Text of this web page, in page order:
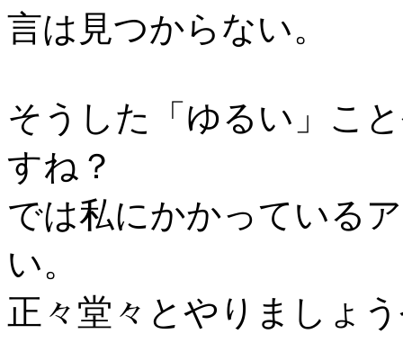
言は見つからない。
そうした「ゆるい」こ
すね？
では私にかかっている
い。
正々堂々とやりましょ